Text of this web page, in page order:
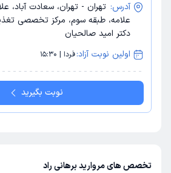
آدرس: تهران - تهران، سعادت آباد،
علامه، طبقه سوم، مرکز تخصصی
دکتر امید صالحیان
اولین نوبت آزاد:فردا | 15:30
نوبت بگیرید
تخصص های مروارید برهانی راد